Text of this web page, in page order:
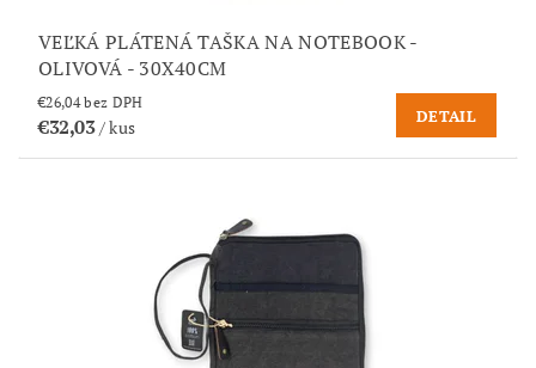
VEĽKÁ PLÁTENÁ TAŠKA NA NOTEBOOK -
OLIVOVÁ - 30X40CM
€26,04 bez DPH
€32,03/ kus
DETAIL